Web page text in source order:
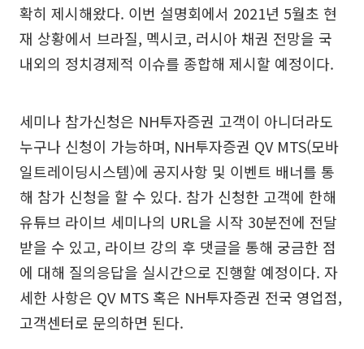
확히 제시해왔다. 이번 설명회에서 2021년 5월초 현
재 상황에서 브라질, 멕시코, 러시아 채권 전망을 국
내외의 정치경제적 이슈를 종합해 제시할 예정이다.
세미나 참가신청은 NH투자증권 고객이 아니더라도
누구나 신청이 가능하며, NH투자증권 QV MTS(모바
일트레이딩시스템)에 공지사항 및 이벤트 배너를 통
해 참가 신청을 할 수 있다. 참가 신청한 고객에 한해
유튜브 라이브 세미나의 URL을 시작 30분전에 전달
받을 수 있고, 라이브 강의 후 댓글을 통해 궁금한 점
에 대해 질의응답을 실시간으로 진행할 예정이다. 자
세한 사항은 QV MTS 혹은 NH투자증권 전국 영업점,
고객센터로 문의하면 된다.